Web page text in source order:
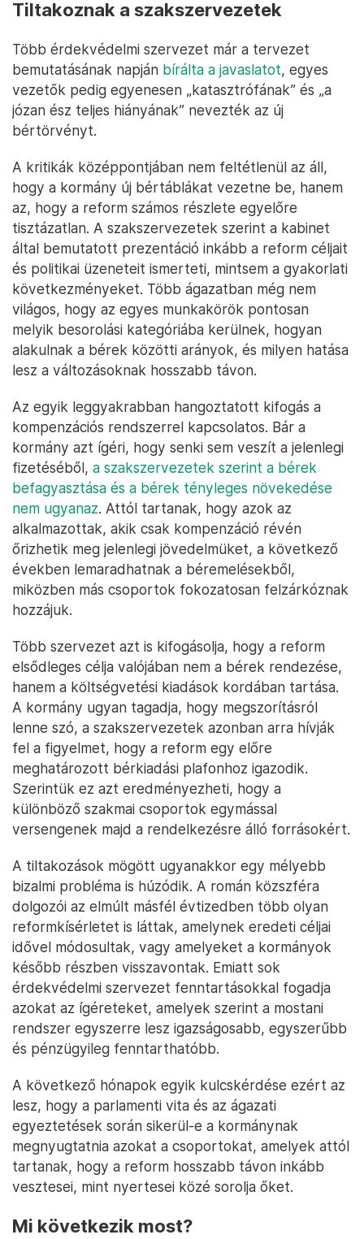
Tiltakoznak a szakszervezetek
Több érdekvédelmi szervezet már a tervezet
bemutatásának napján bírálta a javaslatot, egyes
vezetők pedig egyenesen „katasztrófának” és „a
józan ész teljes hiányának” nevezték az új
bértörvényt.
A kritikák középpontjában nem feltétlenül az áll,
hogy a kormány új bértáblákat vezetne be, hanem
az, hogy a reform számos részlete egyelőre
tisztázatlan. A szakszervezetek szerint a kabinet
által bemutatott prezentáció inkább a reform céljait
és politikai üzeneteit ismerteti, mintsem a gyakorlati
következményeket. Több ágazatban még nem
világos, hogy az egyes munkakörök pontosan
melyik besorolási kategóriába kerülnek, hogyan
alakulnak a bérek közötti arányok, és milyen hatása
lesz a változásoknak hosszabb távon.
Az egyik leggyakrabban hangoztatott kifogás a
kompenzációs rendszerrel kapcsolatos. Bár a
kormány azt ígéri, hogy senki sem veszít a jelenlegi
fizetéséből, a szakszervezetek szerint a bérek
befagyasztása és a bérek tényleges növekedése
nem ugyanaz. Attól tartanak, hogy azok az
alkalmazottak, akik csak kompenzáció révén
őrizhetik meg jelenlegi jövedelmüket, a következő
években lemaradhatnak a béremelésekből,
miközben más csoportok fokozatosan felzárkóznak
hozzájuk.
Több szervezet azt is kifogásolja, hogy a reform
elsődleges célja valójában nem a bérek rendezése,
hanem a költségvetési kiadások kordában tartása.
A kormány ugyan tagadja, hogy megszorításról
lenne szó, a szakszervezetek azonban arra hívják
fel a figyelmet, hogy a reform egy előre
meghatározott bérkiadási plafonhoz igazodik.
Szerintük ez azt eredményezheti, hogy a
különböző szakmai csoportok egymással
versengenek majd a rendelkezésre álló forrásokért.
A tiltakozások mögött ugyanakkor egy mélyebb
bizalmi probléma is húzódik. A román közszféra
dolgozói az elmúlt másfél évtizedben több olyan
reformkísérletet is láttak, amelynek eredeti céljai
idővel módosultak, vagy amelyeket a kormányok
később részben visszavontak. Emiatt sok
érdekvédelmi szervezet fenntartásokkal fogadja
azokat az ígéreteket, amelyek szerint a mostani
rendszer egyszerre lesz igazságosabb, egyszerűbb
és pénzügyileg fenntarthatóbb.
A következő hónapok egyik kulcskérdése ezért az
lesz, hogy a parlamenti vita és az ágazati
egyeztetések során sikerül-e a kormánynak
megnyugtatnia azokat a csoportokat, amelyek attól
tartanak, hogy a reform hosszabb távon inkább
vesztesei, mint nyertesei közé sorolja őket.
Mi következik most?